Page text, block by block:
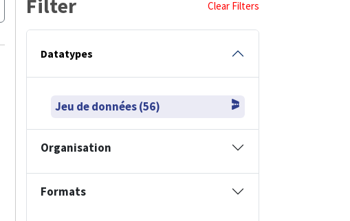
Filter Clear Filters
Datatypes
Jeu de données (56)
Organisation
Formats